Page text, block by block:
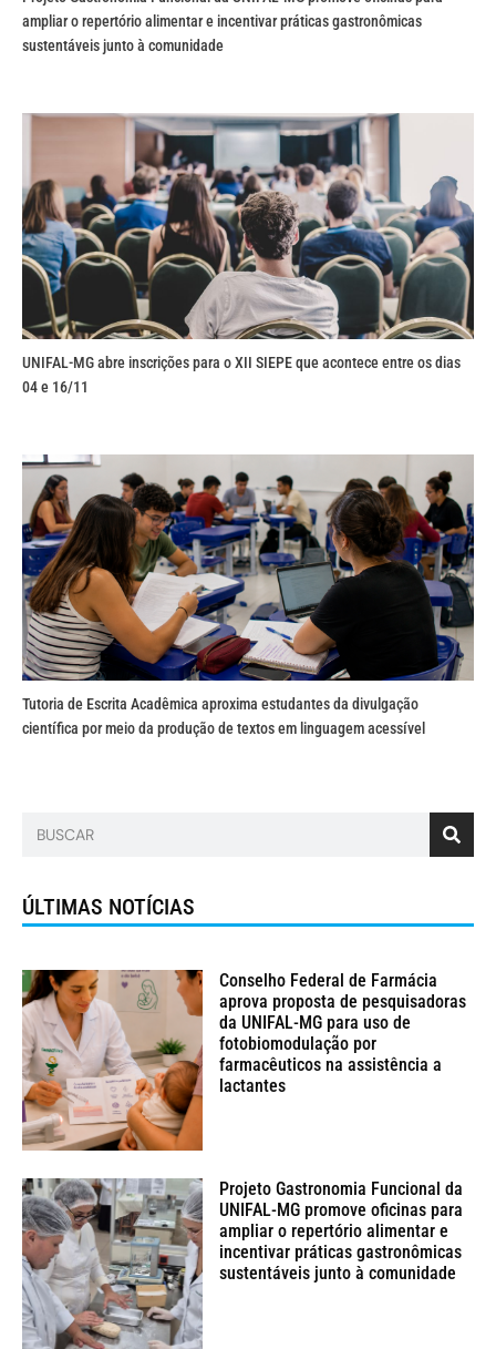
ampliar o repertório alimentar e incentivar práticas gastronômicas
sustentáveis junto à comunidade
UNIFAL-MG abre inscrições para o XII SIEPE que acontece entre os dias
04 e 16/11
Tutoria de Escrita Acadêmica aproxima estudantes da divulgação
científica por meio da produção de textos em linguagem acessível
ÚLTIMAS NOTÍCIAS
Conselho Federal de Farmácia
aprova proposta de pesquisadoras
da UNIFAL-MG para uso de
fotobiomodulação por
farmacêuticos na assistência a
lactantes
Projeto Gastronomia Funcional da
UNIFAL-MG promove oficinas para
ampliar o repertório alimentar e
incentivar práticas gastronômicas
sustentáveis junto à comunidade